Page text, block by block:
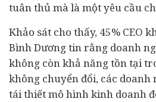
tuân thủ mà là một yêu cầu
Khảo sát cho thấy, 45% CEO
Bình Dương tin rằng doanh
không còn khả năng tồn tại
không chuyển đổi, các doanh
tái thiết mô hình kinh doanh